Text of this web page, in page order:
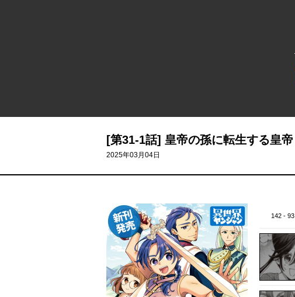
[第31-1話] 皇帝の孫に転生する皇帝
2025年03月04日
142 - 93